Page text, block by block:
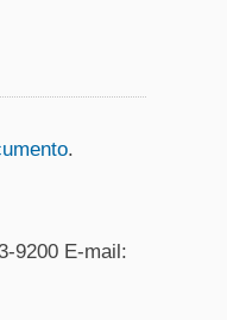
.
9200 E-mail: